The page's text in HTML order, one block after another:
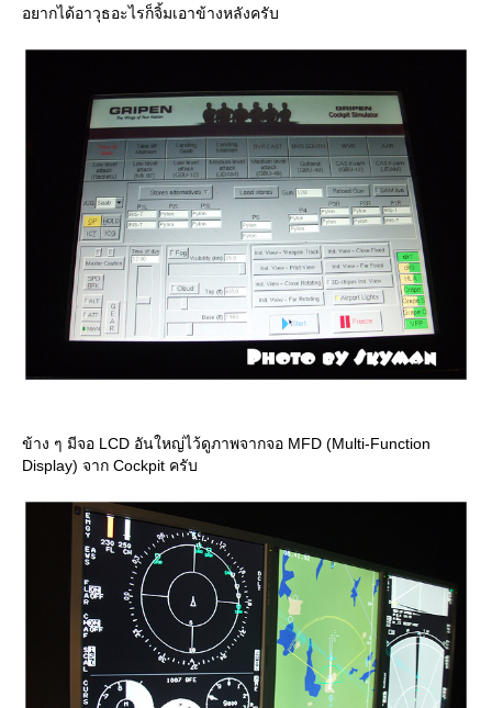
อยากได้อาวุธอะไรก็จิ้มเอาข้างหลังครับ
ข้าง ๆ มีจอ LCD อันใหญ่ไว้ดูภาพจากจอ MFD (Multi-Function
Display) จาก Cockpit ครับ